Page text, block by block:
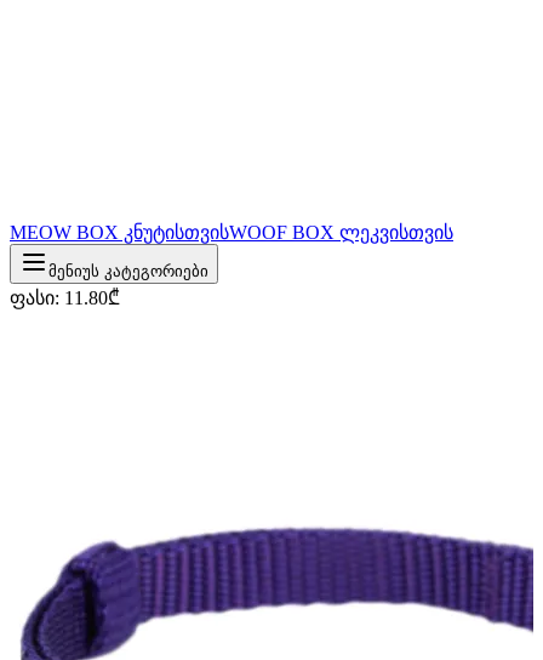
MEOW BOX კნუტისთვისWOOF BOX ლეკვისთვის
მენიუს კატეგორიები
ფასი: 11.80₾